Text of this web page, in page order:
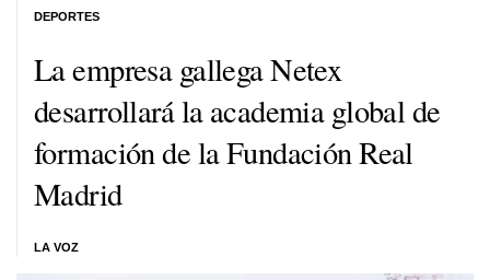
La empresa gallega Netex
desarrollará la academia global de
formación de la Fundación Real
Madrid
LA VOZ
DEPORTES